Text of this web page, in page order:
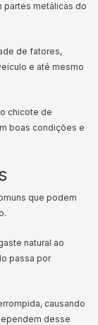
partes metálicas do
de fatores,
e até mesmo
chicote de
boas condições e
que podem
natural ao
passa por
causando
desse